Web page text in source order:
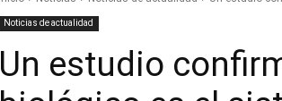
Noticias de actualidad
Un estudio